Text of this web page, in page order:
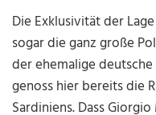
Die Exklusivität der
sogar die ganz große
der ehemalige
genoss hier bereits die
Sardiniens. Dass